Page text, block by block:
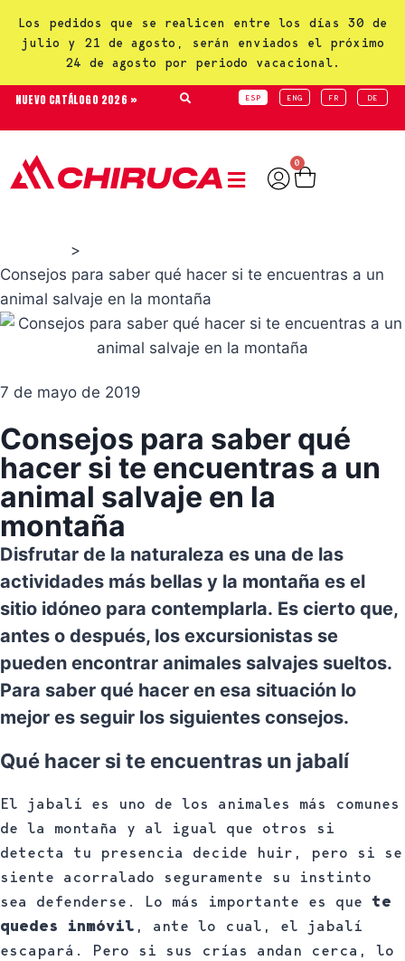
Los pedidos que se realicen entre los días 30 de
julio y 21 de agosto, serán enviados el próximo
24 de agosto por periodo vacacional.
NUEVO CATÁLOGO 2026 » ESP ENG FR DE
0
>
Consejos para saber qué hacer si te encuentras a un
animal salvaje en la montaña
7 de mayo de 2019
Consejos para saber qué
hacer si te encuentras a un
animal salvaje en la
montaña
Disfrutar de la naturaleza es una de las
actividades más bellas y la montaña es el
sitio idóneo para contemplarla. Es cierto que,
antes o después, los excursionistas se
pueden encontrar animales salvajes sueltos.
Para saber qué hacer en esa situación lo
mejor es seguir los siguientes consejos.
Qué hacer si te encuentras un jabalí
El jabalí es uno de los animales más comunes
de la montaña y al igual que otros si
detecta tu presencia decide huir, pero si se
siente acorralado seguramente su instinto
sea defenderse. Lo más importante es que te
quedes inmóvil , ante lo cual, el jabalí
escapará. Pero si sus crías andan cerca, lo